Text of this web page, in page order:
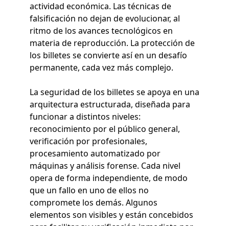
actividad económica. Las técnicas de
falsificación no dejan de evolucionar, al
ritmo de los avances tecnológicos en
materia de reproducción. La protección de
los billetes se convierte así en un desafío
permanente, cada vez más complejo.
La seguridad de los billetes se apoya en una
arquitectura estructurada, diseñada para
funcionar a distintos niveles:
reconocimiento por el público general,
verificación por profesionales,
procesamiento automatizado por
máquinas y análisis forense. Cada nivel
opera de forma independiente, de modo
que un fallo en uno de ellos no
compromete los demás. Algunos
elementos son visibles y están concebidos